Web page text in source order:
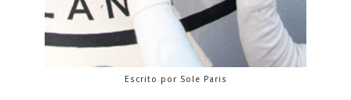
Escrito por Sole Paris